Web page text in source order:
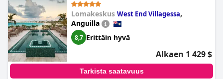
Lomakeskus West End Villagessa,
Anguilla
8,7 Erittäin hyvä
Alkaen 1 429 $
Tarkista saatavuus